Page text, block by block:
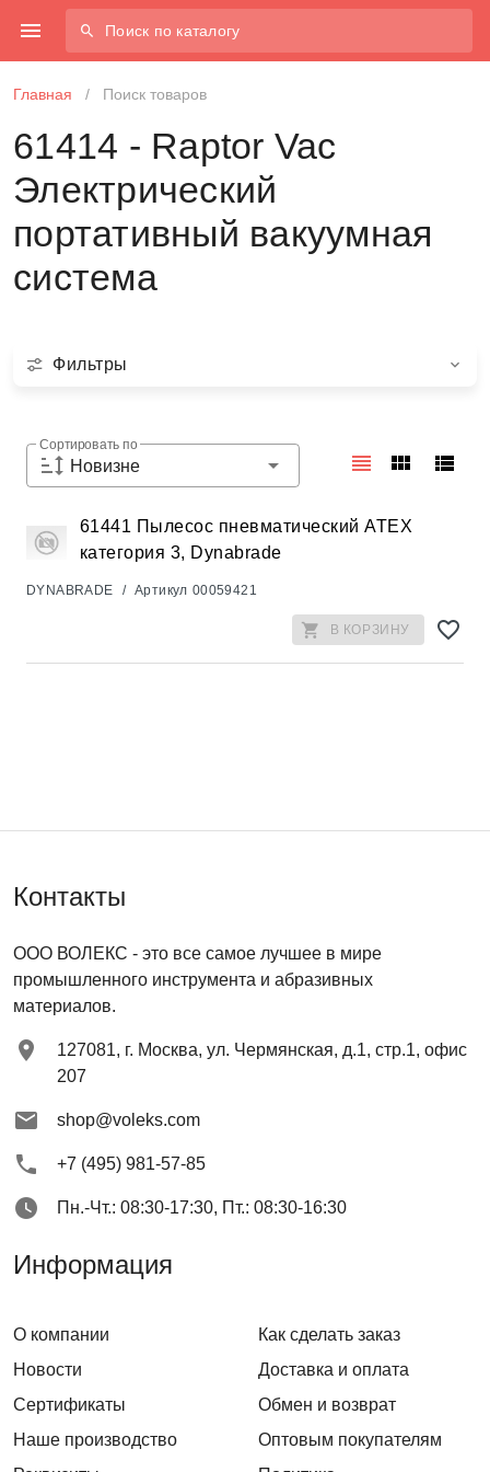
Поиск по каталогу
Главная / Поиск товаров
61414 - Raptor Vac
Электрический
портативный вакуумная
система
Фильтры
Сортировать по
Новизне
61441 Пылесос пневматический АТЕХ
категория 3, Dynabrade
DYNABRADE / Артикул 00059421
В КОРЗИНУ
Контакты
ООО ВОЛЕКС - это все самое лучшее в мире
промышленного инструмента и абразивных
материалов.
127081, г. Москва, ул. Чермянская, д.1, стр.1, офис
207
shop@voleks.com
+7 (495) 981-57-85
Пн.-Чт.: 08:30-17:30, Пт.: 08:30-16:30
Информация
О компании
Новости
Сертификаты
Наше производство
Как сделать заказ
Доставка и оплата
Обмен и возврат
Оптовым покупателям